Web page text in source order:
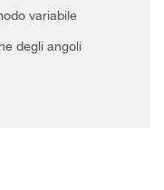
variabile
degli angoli